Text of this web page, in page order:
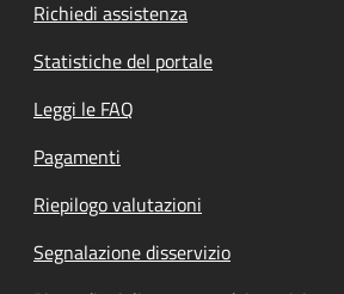
Richiedi assistenza
Statistiche del portale
Leggi le FAQ
Pagamenti
Riepilogo valutazioni
Segnalazione disservizio